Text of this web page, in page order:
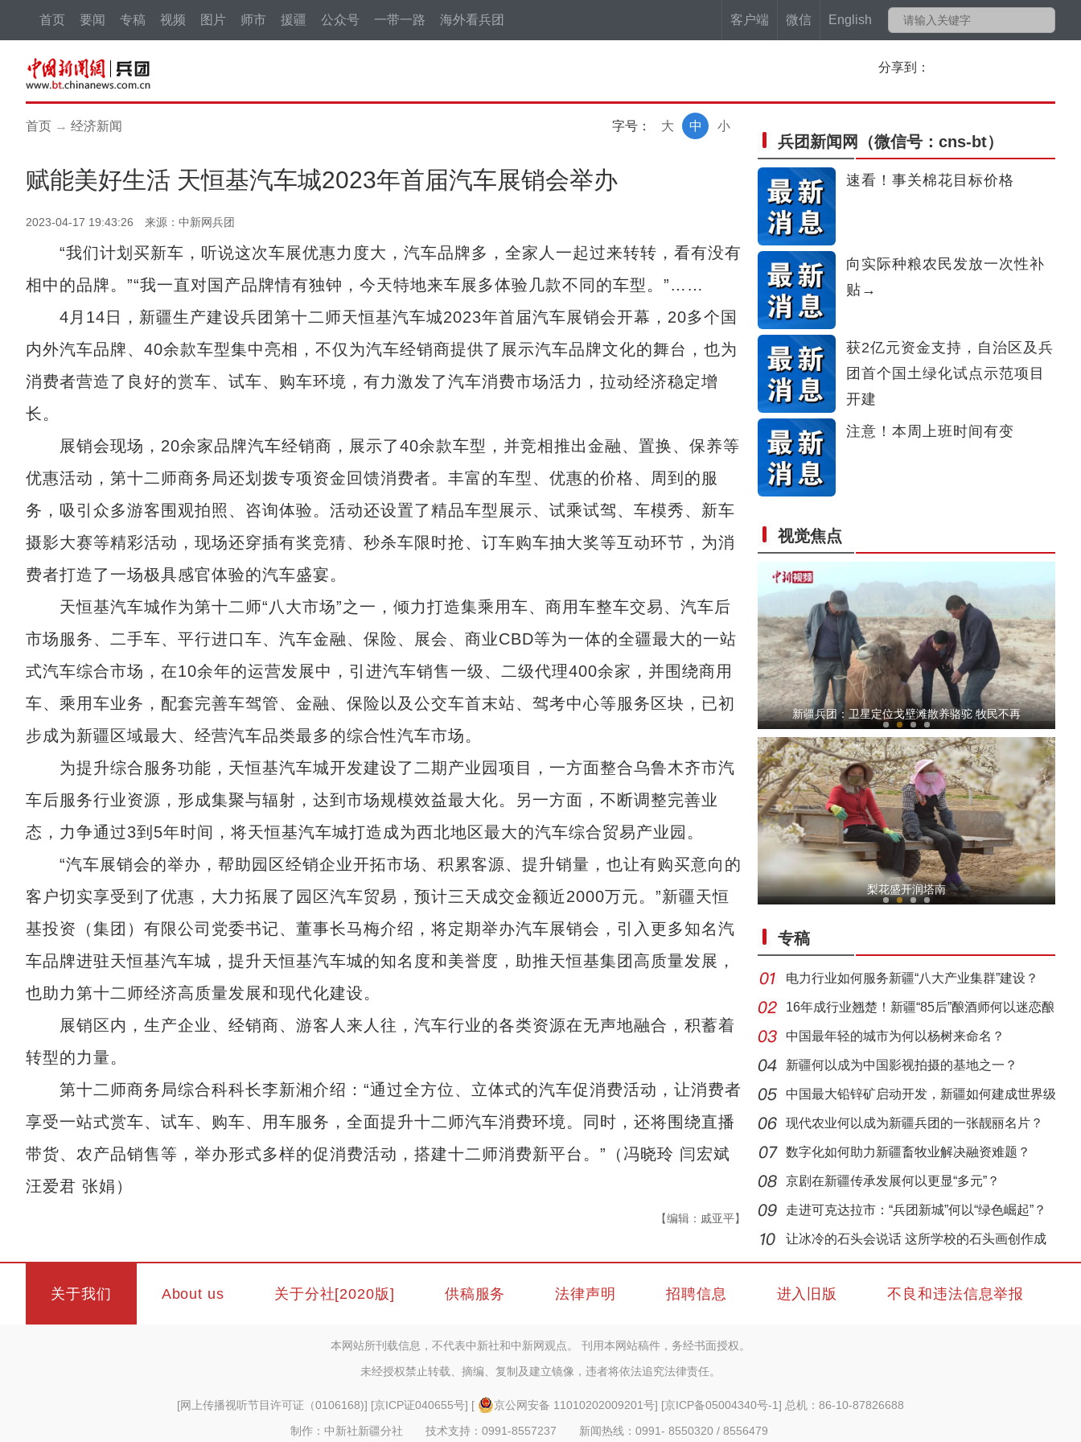
客户端 微信 English
首页 要闻 专稿 视频 图片 师市 援疆 公众号 一带一路 海外看兵团
分享到：
首页 → 经济新闻 字号： 小
中
大
赋能美好生活 天恒基汽车城2023年首届汽车展销会举办
2023-04-17 19:43:26 来源：中新网兵团
“我们计划买新车，听说这次车展优惠力度大，汽车品牌多，全家人一起过来转转，看有没有
相中的品牌。”“我一直对国产品牌情有独钟，今天特地来车展多体验几款不同的车型。”……
4月14日，新疆生产建设兵团第十二师天恒基汽车城2023年首届汽车展销会开幕，20多个国
内外汽车品牌、40余款车型集中亮相，不仅为汽车经销商提供了展示汽车品牌文化的舞台，也为
消费者营造了良好的赏车、试车、购车环境，有力激发了汽车消费市场活力，拉动经济稳定增
长。
展销会现场，20余家品牌汽车经销商，展示了40余款车型，并竞相推出金融、置换、保养等
优惠活动，第十二师商务局还划拨专项资金回馈消费者。丰富的车型、优惠的价格、周到的服
务，吸引众多游客围观拍照、咨询体验。活动还设置了精品车型展示、试乘试驾、车模秀、新车
摄影大赛等精彩活动，现场还穿插有奖竞猜、秒杀车限时抢、订车购车抽大奖等互动环节，为消
费者打造了一场极具感官体验的汽车盛宴。
天恒基汽车城作为第十二师“八大市场”之一，倾力打造集乘用车、商用车整车交易、汽车后
市场服务、二手车、平行进口车、汽车金融、保险、展会、商业CBD等为一体的全疆最大的一站
式汽车综合市场，在10余年的运营发展中，引进汽车销售一级、二级代理400余家，并围绕商用
车、乘用车业务，配套完善车驾管、金融、保险以及公交车首末站、驾考中心等服务区块，已初
步成为新疆区域最大、经营汽车品类最多的综合性汽车市场。
为提升综合服务功能，天恒基汽车城开发建设了二期产业园项目，一方面整合乌鲁木齐市汽
车后服务行业资源，形成集聚与辐射，达到市场规模效益最大化。另一方面，不断调整完善业
态，力争通过3到5年时间，将天恒基汽车城打造成为西北地区最大的汽车综合贸易产业园。
“汽车展销会的举办，帮助园区经销企业开拓市场、积累客源、提升销量，也让有购买意向的
客户切实享受到了优惠，大力拓展了园区汽车贸易，预计三天成交金额近2000万元。”新疆天恒
基投资（集团）有限公司党委书记、董事长马梅介绍，将定期举办汽车展销会，引入更多知名汽
车品牌进驻天恒基汽车城，提升天恒基汽车城的知名度和美誉度，助推天恒基集团高质量发展，
也助力第十二师经济高质量发展和现代化建设。
展销区内，生产企业、经销商、游客人来人往，汽车行业的各类资源在无声地融合，积蓄着
转型的力量。
第十二师商务局综合科科长李新湘介绍：“通过全方位、立体式的汽车促消费活动，让消费者
享受一站式赏车、试车、购车、用车服务，全面提升十二师汽车消费环境。同时，还将围绕直播
带货、农产品销售等，举办形式多样的促消费活动，搭建十二师消费新平台。”（冯晓玲 闫宏斌
汪爱君 张娟）
【编辑：戚亚平】
兵团新闻网 （微信号：cns-bt）
速看！事关棉花目标价格
向实际种粮农民发放一次性补
贴→
获2亿元资金支持，自治区及兵
团首个国土绿化试点示范项目
开建
注意！本周上班时间有变
视觉焦点
乌什县大棚改造再焕“生机” 变身村民“聚宝
新疆兵团第一师阿拉尔市：植保无人机助力小
新疆兵团：卫星定位戈壁滩散养骆驼 牧民不再
新疆托克逊县棉花播种陆续展开
新疆兵团第一师阿拉尔市：植保无人机助力小
梨花盛开润塔南
专稿
电力行业如何服务新疆“八大产业集群”建设？
16年成行业翘楚！新疆“85后”酿酒师何以迷恋酿
造
中国最年轻的城市为何以杨树来命名？
新疆何以成为中国影视拍摄的基地之一？
中国最大铅锌矿启动开发，新疆如何建成世界级
铅锌
现代农业何以成为新疆兵团的一张靓丽名片？
数字化如何助力新疆畜牧业解决融资难题？
京剧在新疆传承发展何以更显“多元”？
走进可克达拉市：“兵团新城”何以“绿色崛起”？
让冰冷的石头会说话 这所学校的石头画创作成
特色名
关于我们 About us 关于分社[2020版] 供稿服务 法律声明 招聘信息 进入旧版 不良和违法信息举报
本网站所刊载信息，不代表中新社和中新网观点。 刊用本网站稿件，务经书面授权。
未经授权禁止转载、摘编、复制及建立镜像，违者将依法追究法律责任。
[网上传播视听节目许可证（0106168)] [京ICP证040655号] [ 京公网安备 11010202009201号] [京ICP备05004340号-1] 总机：86-10-87826688
制作：中新社新疆分社 技术支持：0991-8557237 新闻热线：0991- 8550320 / 8556479